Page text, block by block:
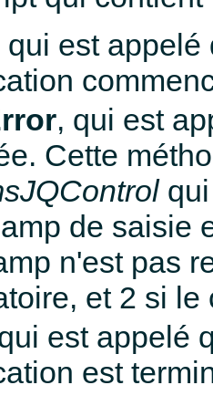
qui est appelé
, qui est
Cette
qui
de saisie
n'est pas
et 2 si
est appelé
est